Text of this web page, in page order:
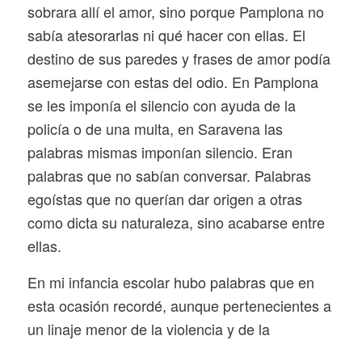
sobrara allí el amor, sino porque Pamplona no
sabía atesorarlas ni qué hacer con ellas. El
destino de sus paredes y frases de amor podía
asemejarse con estas del odio. En Pamplona
se les imponía el silencio con ayuda de la
policía o de una multa, en Saravena las
palabras mismas imponían silencio. Eran
palabras que no sabían conversar. Palabras
egoístas que no querían dar origen a otras
como dicta su naturaleza, sino acabarse entre
ellas.
En mi infancia escolar hubo palabras que en
esta ocasión recordé, aunque pertenecientes a
un linaje menor de la violencia y de la